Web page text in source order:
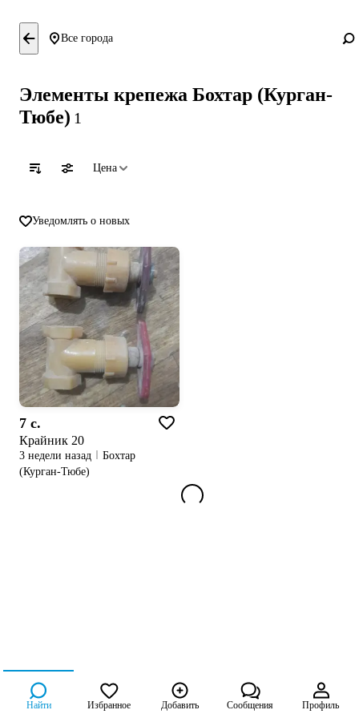
Все города
Элементы крепежа Бохтар (Курган-
Тюбе) 1
Цена
Уведомлять о новых
7 c.
Крайник 20
3 недели назад
Бохтар
(Курган-Тюбе)
Найти Избранное Добавить Сообщения Профиль